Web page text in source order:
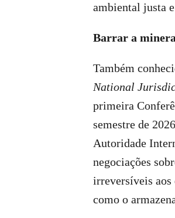
ambiental justa
Barrar a
Também
National
primeira
semestre de
Autoridade
negociações
irreversíveis aos
como o